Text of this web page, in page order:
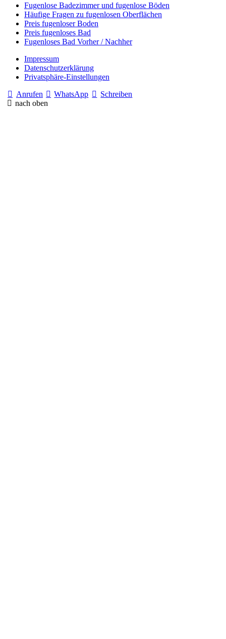
Fugenlose Badezimmer und fugenlose Böden
Häufige Fragen zu fugenlosen Oberflächen
Preis fugenloser Boden
Preis fugenloses Bad
Fugenloses Bad Vorher / Nachher
Impressum
Datenschutzerklärung
Privatsphäre-Einstellungen
Anrufen
WhatsApp
Schreiben
nach oben